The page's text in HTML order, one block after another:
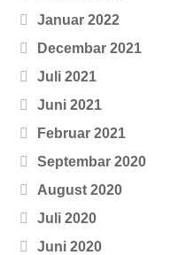
Januar 2022
Decembar 2021
Juli 2021
Juni 2021
Februar 2021
Septembar 2020
August 2020
Juli 2020
Juni 2020